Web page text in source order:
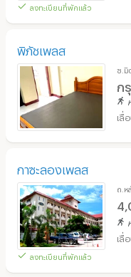
ลงทะเบียนที่พักแล้ว
พิภัชเพลส
ซ.มิ
ก
กาซะลองเพลส
ลงทะเบียนที่พักแล้ว
ถ.ห